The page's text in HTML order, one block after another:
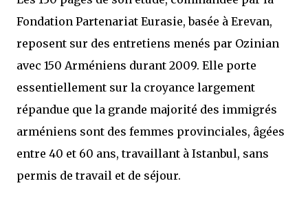
Fondation Partenariat Eurasie, basée à Erevan,
reposent sur des entretiens menés par Ozinian
avec 150 Arméniens durant 2009. Elle porte
essentiellement sur la croyance largement
répandue que la grande majorité des immigrés
arméniens sont des femmes provinciales, âgées
entre 40 et 60 ans, travaillant à Istanbul, sans
permis de travail et de séjour.